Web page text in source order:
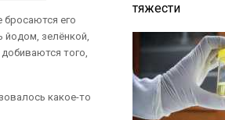
его
йодом, зелёнкой,
того,
какое-то
тяжести